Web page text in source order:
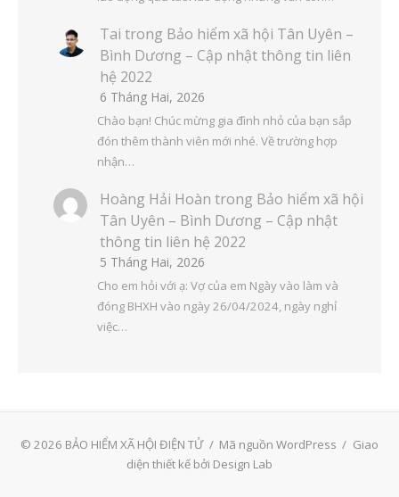
Tai trong Bảo hiểm xã hội Tân Uyên –
Bình Dương – Cập nhật thông tin liên
hệ 2022
6 Tháng Hai, 2026
Chào bạn! Chúc mừng gia đình nhỏ của bạn sắp
đón thêm thành viên mới nhé. Về trường hợp
nhận…
Hoàng Hải Hoàn trong Bảo hiểm xã hội
Tân Uyên – Bình Dương – Cập nhật
thông tin liên hệ 2022
5 Tháng Hai, 2026
Cho em hỏi với ạ: Vợ của em Ngày vào làm và
đóng BHXH vào ngày 26/04/2024, ngày nghỉ
việc…
© 2026 BẢO HIỂM XÃ HỘI ĐIỆN TỬ / Mã nguồn WordPress / Giao
diện thiết kế bởi Design Lab